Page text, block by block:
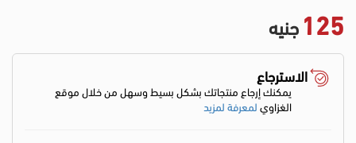
125 جنيه
الاسترجاع
يمكنك إرجاع منتجاتك بشكل بسيط وسهل من خلال موقع
الغزاويلمعرفة لمزيد